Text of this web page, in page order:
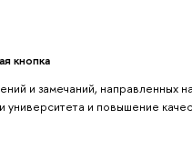
кнопка
и замечаний, направленных
университета и повышение